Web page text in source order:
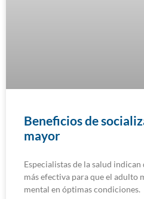
Beneficios de
mayor
Especialistas de la salud
más efectiva para que el adulto
mental en óptimas condiciones.